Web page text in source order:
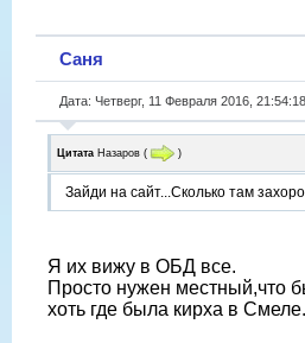
Саня
Дата: Четверг, 11 Февраля 2016,
Цитата Назаров ( )
Зайди на сайт...Сколько там
Я их вижу в ОБД все.
Просто нужен местный,что
хоть где была кирха в Смеле.